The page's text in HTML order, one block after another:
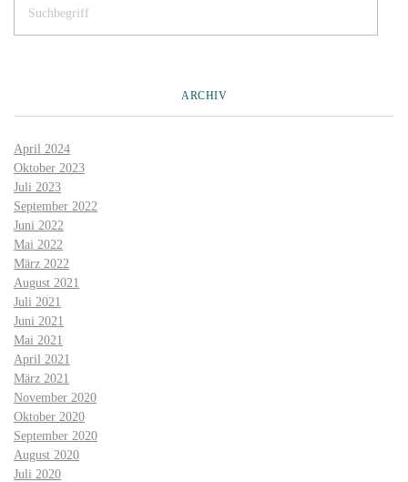
ARCHIV
April 2024
Oktober 2023
Juli 2023
September 2022
Juni 2022
Mai 2022
März 2022
August 2021
Juli 2021
Juni 2021
Mai 2021
April 2021
März 2021
November 2020
Oktober 2020
September 2020
August 2020
Juli 2020